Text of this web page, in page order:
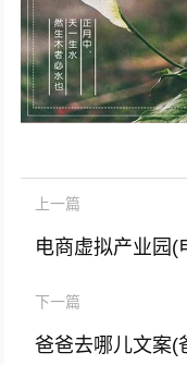
上一篇
电商虚拟产业园(
下一篇
爸爸去哪儿文案(